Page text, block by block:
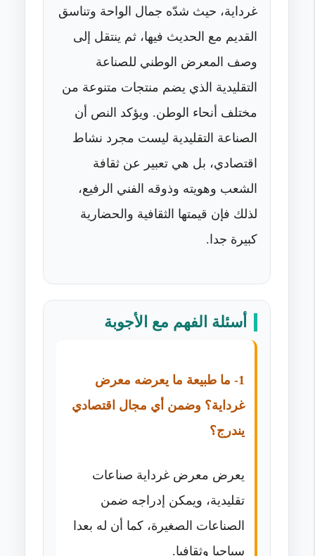
غرداية، حيث شدّه جمال الواحة وتناسق
القديم مع الحديث فيها، ثم ينتقل إلى
وصف المعرض الوطني للصناعة
التقليدية الذي يضم منتجات متنوعة من
مختلف أنحاء الوطن. ويؤكد النص أن
الصناعة التقليدية ليست مجرد نشاط
اقتصادي، بل هي تعبير عن ثقافة
الشعب وهويته وذوقه الفني الرفيع،
لذلك فإن قيمتها الثقافية والحضارية
كبيرة جدا.
أسئلة الفهم مع الأجوبة
1- ما طبيعة ما يعرضه معرض
غرداية؟ وضمن أي مجال اقتصادي
يندرج؟
يعرض معرض غرداية صناعات
تقليدية، ويمكن إدراجه ضمن
الصناعات الصغيرة، كما أن له بعدا
سياحيا وثقافيا.